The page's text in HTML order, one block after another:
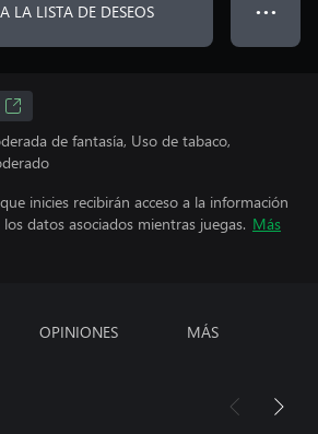
LA LISTA DE DESEOS ● ● ●
de fantasía, Uso de tabaco,
inicies recibirán acceso a la información
datos asociados mientras juegas. Más
OPINIONES MÁS